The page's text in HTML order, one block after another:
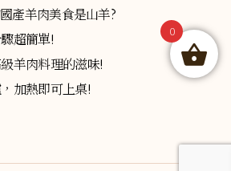
產羊肉美食是山羊?
超簡單!
羊肉料理的滋味!
加熱即可上桌!
0